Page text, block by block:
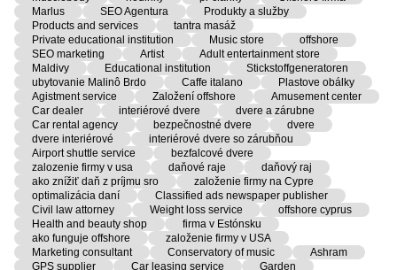
Marlus
SEO Agentura
Produkty a služby
Products and services
tantra masáž
Private educational institution
Music store
offshore
SEO marketing
Artist
Adult entertainment store
Maldivy
Educational institution
Stickstoffgeneratoren
ubytovanie Malinô Brdo
Caffe italano
Plastove obálky
Agistment service
Založení offshore
Amusement center
Car dealer
interiérové dvere
dvere a zárubne
Car rental agency
bezpečnostné dvere
dvere
dvere interiérové
interiérové dvere so zárubňou
Airport shuttle service
bezfalcové dvere
zalozenie firmy v usa
daňové raje
daňový raj
ako znížiť daň z príjmu sro
založenie firmy na Cypre
optimalizácia daní
Classified ads newspaper publisher
Civil law attorney
Weight loss service
offshore cyprus
Health and beauty shop
firma v Estónsku
ako funguje offshore
založenie firmy v USA
Marketing consultant
Conservatory of music
Ashram
GPS supplier
Car leasing service
Garden